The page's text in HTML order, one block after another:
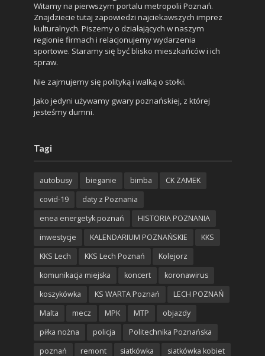
Witamy na pierwszym portalu metropolii Poznań.
Znajdziecie tutaj zapowiedzi najciekawszych imprez
kulturalnych. Piszemy o działających w naszym
regionie firmach i relacjonujemy wydarzenia
sportowe. Staramy się być blisko mieszkańców i ich
spraw.
Nie zajmujemy się polityką i walką o stołki.
Jako jedyni używamy gwary poznańskiej, z której
jesteśmy dumni.
Tagi
autobusy bieganie bimba
CK ZAMEK
covid-19
daty z Poznania
enea energetyk poznań
HISTORIA POZNANIA
inwestycje
KALENDARIUM POZNAŃSKIE
KKS
KKS Lech
KKS Lech Poznań
Kolejorz
komunikacja miejska
koncert
koronawirus
koszykówka
KS WARTA Poznań
LECH POZNAŃ
Malta
mecz MPK MTP
objazdy
piłka nożna
policja
Politechnika Poznańska
poznań
remont siatkówka siatkówka kobiet